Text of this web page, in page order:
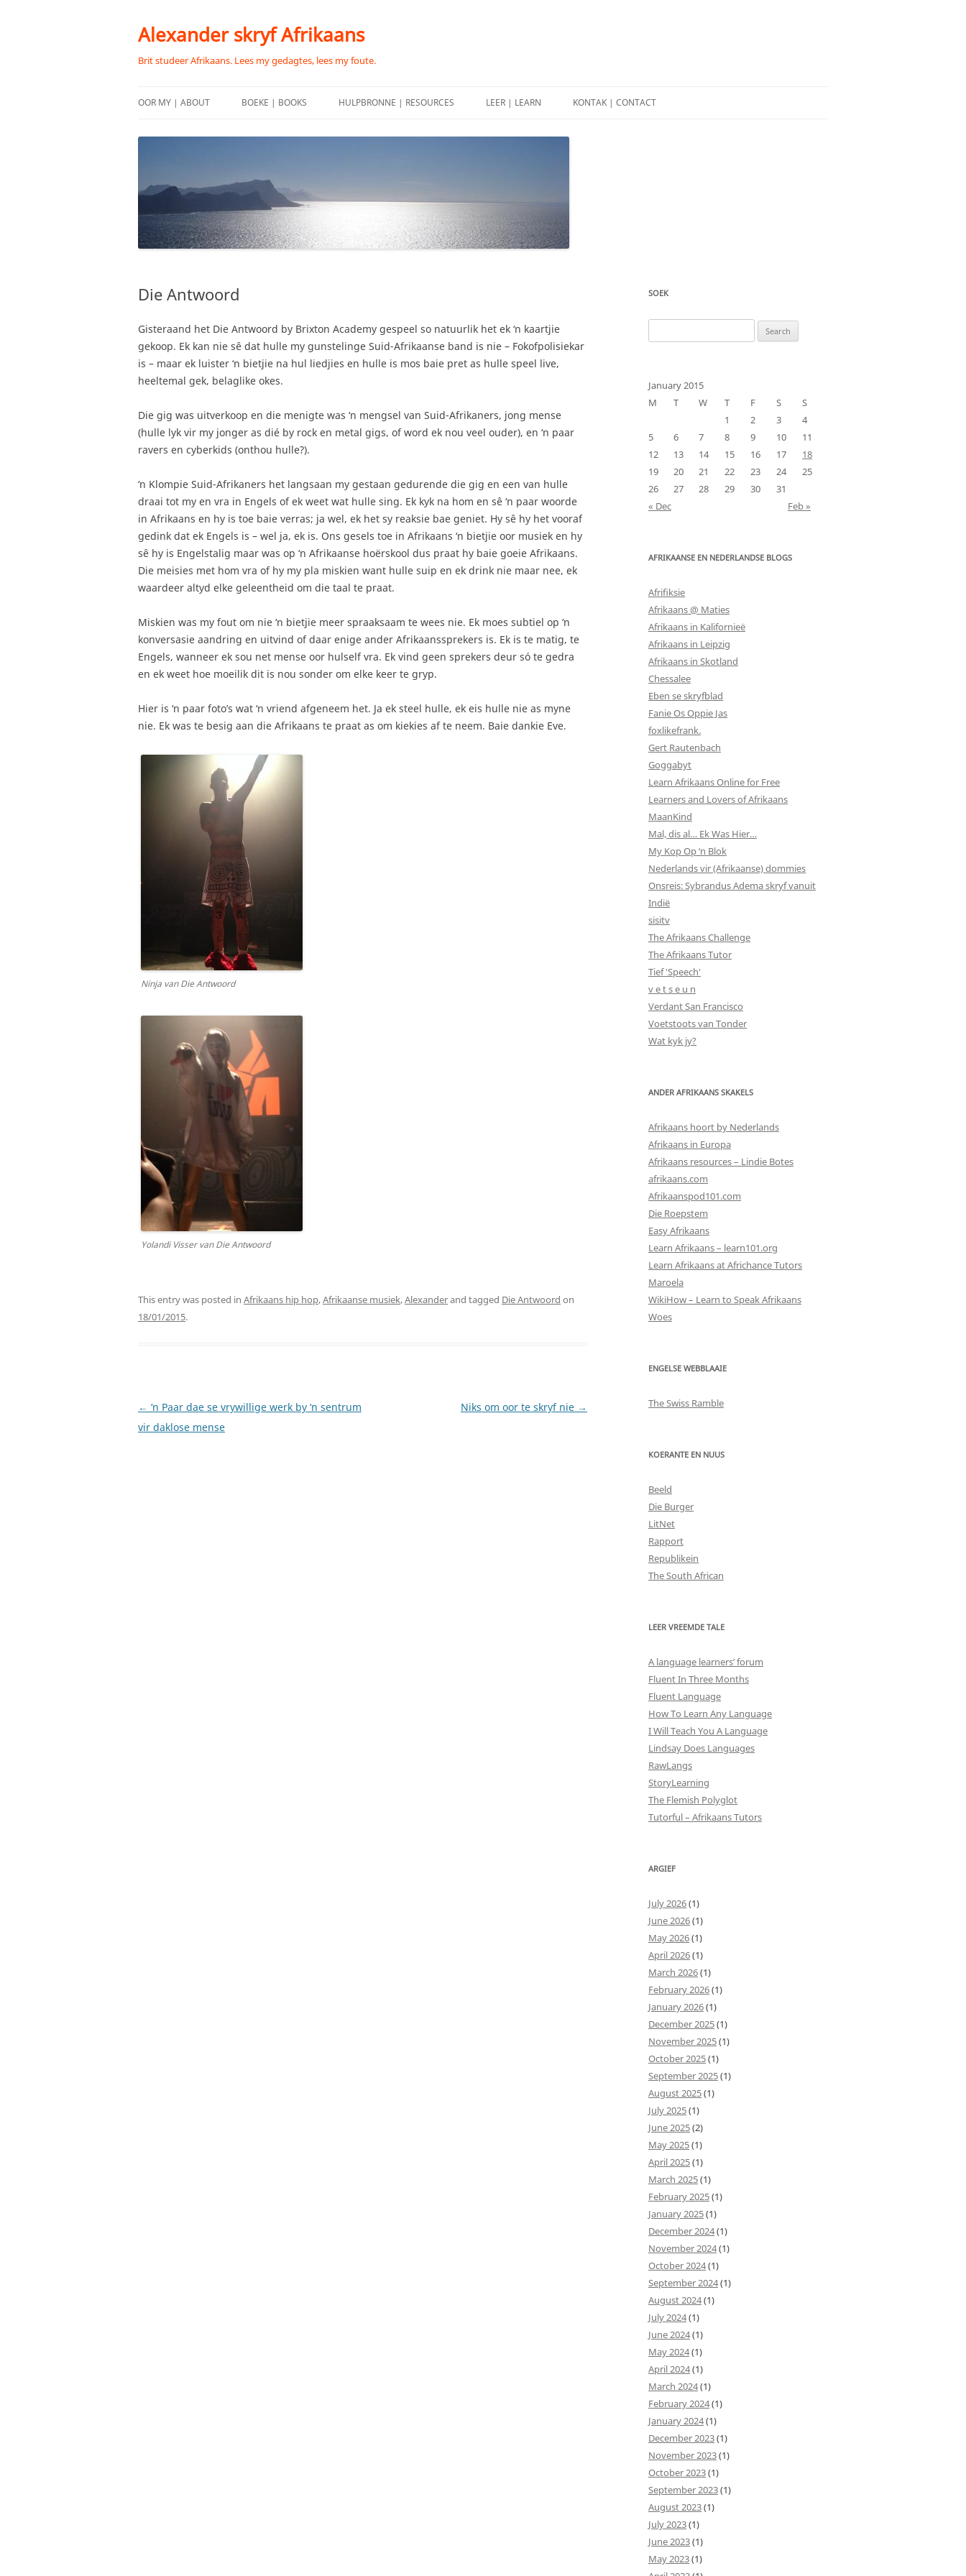
content
Alexander skryf Afrikaans
Brit studeer Afrikaans. Lees my gedagtes, lees my foute.
OOR MY | ABOUT BOEKE | BOOKS HULPBRONNE | RESOURCES LEER | LEARN KONTAK | CONTACT
Die Antwoord
Gisteraand het Die Antwoord by Brixton Academy gespeel so natuurlik het ek ‘n kaartjie
gekoop. Ek kan nie sê dat hulle my gunstelinge Suid-Afrikaanse band is nie – Fokofpolisiekar
is – maar ek luister ‘n bietjie na hul liedjies en hulle is mos baie pret as hulle speel live,
heeltemal gek, belaglike okes.
Die gig was uitverkoop en die menigte was ‘n mengsel van Suid-Afrikaners, jong mense
(hulle lyk vir my jonger as dié by rock en metal gigs, of word ek nou veel ouder), en ‘n paar
ravers en cyberkids (onthou hulle?).
‘n Klompie Suid-Afrikaners het langsaan my gestaan gedurende die gig en een van hulle
draai tot my en vra in Engels of ek weet wat hulle sing. Ek kyk na hom en sê ‘n paar woorde
in Afrikaans en hy is toe baie verras; ja wel, ek het sy reaksie bae geniet. Hy sê hy het vooraf
gedink dat ek Engels is – wel ja, ek is. Ons gesels toe in Afrikaans ‘n bietjie oor musiek en hy
sê hy is Engelstalig maar was op ‘n Afrikaanse hoërskool dus praat hy baie goeie Afrikaans.
Die meisies met hom vra of hy my pla miskien want hulle suip en ek drink nie maar nee, ek
waardeer altyd elke geleentheid om die taal te praat.
Miskien was my fout om nie ‘n bietjie meer spraaksaam te wees nie. Ek moes subtiel op ‘n
konversasie aandring en uitvind of daar enige ander Afrikaanssprekers is. Ek is te matig, te
Engels, wanneer ek sou net mense oor hulself vra. Ek vind geen sprekers deur só te gedra
en ek weet hoe moeilik dit is nou sonder om elke keer te gryp.
Hier is ‘n paar foto’s wat ‘n vriend afgeneem het. Ja ek steel hulle, ek eis hulle nie as myne
nie. Ek was te besig aan die Afrikaans te praat as om kiekies af te neem. Baie dankie Eve.
Ninja van Die Antwoord
Yolandi Visser van Die Antwoord
This entry was posted in Afrikaans hip hop,Afrikaanse musiek,Alexanderand tagged Die Antwoord on
18/01/2015.
Post
navigation
← ‘n Paar dae se vrywillige werk by ‘n sentrum
vir daklose mense
Niks om oor te skryf nie →
SOEK
for:
January 2015
M
T W T F S
S
1
2 3
4
5
6 7 8 9 10
11
12
13 14 15 16 17
18
19
20 21 22 23 24
25
26
27 28 29 30
31
« Dec
Feb »
AFRIKAANSE EN NEDERLANDSE BLOGS
Afrifiksie
Afrikaans @ Maties
Afrikaans in Kalifornieë
Afrikaans in Leipzig
Afrikaans in Skotland
Chessalee
Eben se skryfblad
Fanie Os Oppie Jas
foxlikefrank.
Gert Rautenbach
Goggabyt
Learn Afrikaans Online for Free
Learners and Lovers of Afrikaans
MaanKind
Mal, dis al… Ek Was Hier…
My Kop Op ‘n Blok
Nederlands vir (Afrikaanse) dommies
Onsreis: Sybrandus Adema skryf vanuit
Indië
sisitv
The Afrikaans Challenge
The Afrikaans Tutor
Tief 'Speech'
v e t s e u n
Verdant San Francisco
Voetstoots van Tonder
Wat kyk jy?
ANDER AFRIKAANS SKAKELS
Afrikaans hoort by Nederlands
Afrikaans in Europa
Afrikaans resources – Lindie Botes
afrikaans.com
Afrikaanspod101.com
Die Roepstem
Easy Afrikaans
Learn Afrikaans – learn101.org
Learn Afrikaans at Africhance Tutors
Maroela
WikiHow – Learn to Speak Afrikaans
Woes
ENGELSE WEBBLAAIE
The Swiss Ramble
KOERANTE EN NUUS
Beeld
Die Burger
LitNet
Rapport
Republikein
The South African
LEER VREEMDE TALE
A language learners’ forum
Fluent In Three Months
Fluent Language
How To Learn Any Language
I Will Teach You A Language
Lindsay Does Languages
RawLangs
StoryLearning
The Flemish Polyglot
Tutorful – Afrikaans Tutors
ARGIEF
July 2026(1)
June 2026(1)
May 2026(1)
April 2026(1)
March 2026(1)
February 2026(1)
January 2026(1)
December 2025(1)
November 2025(1)
October 2025(1)
September 2025(1)
August 2025(1)
July 2025(1)
June 2025(2)
May 2025(1)
April 2025(1)
March 2025(1)
February 2025(1)
January 2025(1)
December 2024(1)
November 2024(1)
October 2024(1)
September 2024(1)
August 2024(1)
July 2024(1)
June 2024(1)
May 2024(1)
April 2024(1)
March 2024(1)
February 2024(1)
January 2024(1)
December 2023(1)
November 2023(1)
October 2023(1)
September 2023(1)
August 2023(1)
July 2023(1)
June 2023(1)
May 2023(1)